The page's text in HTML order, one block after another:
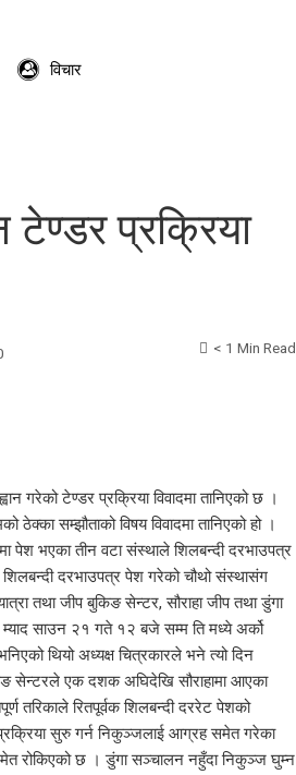
विचार
टेण्डर प्रक्रिया
< 1 Min Read
गरेको टेण्डर प्रक्रिया विवादमा तानिएको छ ।
सम्झौताको विषय विवादमा तानिएको हो ।
पेश भएका तीन वटा संस्थाले शिलबन्दी दरभाउपत्र
दरभाउपत्र पेश गरेको चौथो संस्थासंग
तथा जीप बुकिङ सेन्टर, सौराहा जीप तथा डुंगा
साउन २१ गते १२ बजे सम्म ति मध्ये अर्को
थियो अध्यक्ष चित्रकारले भने त्यो दिन
सेन्टरले एक दशक अघिदेखि सौराहामा आएका
तरिकाले रितपूर्वक शिलबन्दी दररेट पेशको
सुरु गर्न निकुञ्जलाई आग्रह समेत गरेका
रोकिएको छ । डुंगा सञ्चालन नहुँदा निकुञ्ज घुम्न